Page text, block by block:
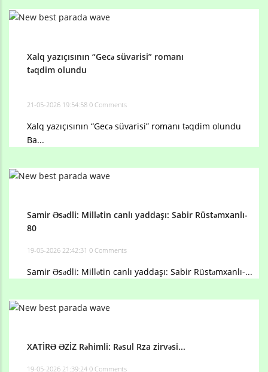
Xalq yazıçısının “Gecə süvarisi” romanı
təqdim olundu
21-05-2026 19:54:58 0 Comments
Xalq yazıçısının “Gecə süvarisi” romanı təqdim olundu
Ba...
Samir Əsədli: Millətin canlı yaddaşı: Sabir Rüstəmxanlı-
80
19-05-2026 22:42:31 0 Comments
Samir Əsədli: Millətin canlı yaddaşı: Sabir Rüstəmxanlı-...
XATİRƏ ƏZİZ Rəhimli: Rəsul Rza zirvəsi...
19-05-2026 21:39:24 0 Comments